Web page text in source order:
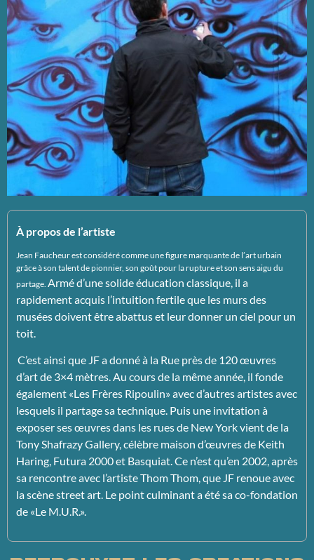
À propos de l’artiste
Jean Faucheur est considéré comme une figure marquante de l’art urbain
grâce à son talent de pionnier, son goût pour la rupture et son sens aigu du
partage. Armé d’une solide éducation classique, il a
rapidement acquis l’intuition fertile que les murs des
musées doivent être abattus et leur donner un ciel pour un
toit.
C’est ainsi que JF a donné à la Rue près de 120 œuvres
d’art de 3×4 mètres. Au cours de la même année, il fonde
également «Les Frères Ripoulin» avec d’autres artistes avec
lesquels il partage sa technique. Puis une invitation à
exposer ses œuvres dans les rues de New York vient de la
Tony Shafrazy Gallery, célèbre maison d’œuvres de Keith
Haring, Futura 2000 et Basquiat.Ce n’est qu’en 2002, après
sa rencontre avec l’artiste Thom Thom, que JF renoue avec
la scène street art. Le point culminant a été sa co-fondation
de «Le M.U.R.».